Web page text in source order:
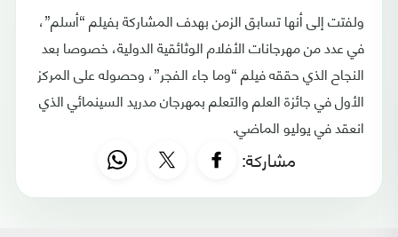
ولفتت إلى أنها تسابق الزمن بهدف المشاركة بفيلم “أسلم”،
في عدد من مهرجانات الأفلام الوثائقية الدولية، خصوصا بعد
النجاح الذي حققه فيلم “وما جاء الفجر”، وحصوله على المركز
الأول في جائزة العلم والتعلم بمهرجان مدريد السينمائي الذي
انعقد في يوليو الماضي.
مشاركة: